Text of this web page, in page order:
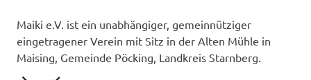
Maiki e.V. ist ein unabhängiger, gemeinnütziger
eingetragener Verein mit Sitz in der Alten Mühle in
Maising, Gemeinde Pöcking, Landkreis Starnberg.